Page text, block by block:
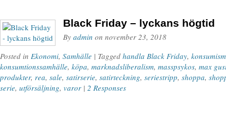
Black Friday – lyckans högtid
By admin on november 23, 2018
Posted in Ekonomi, Samhälle | Tagged handla Black Friday, konsumism
konsumtionssamhälle, köpa, marknadsliberalism, masspsykos, max
produkter, rea, sale, satirserie, satirteckning, seriestripp, shoppa,
serie, utförsäljning, varor | 2 Responses